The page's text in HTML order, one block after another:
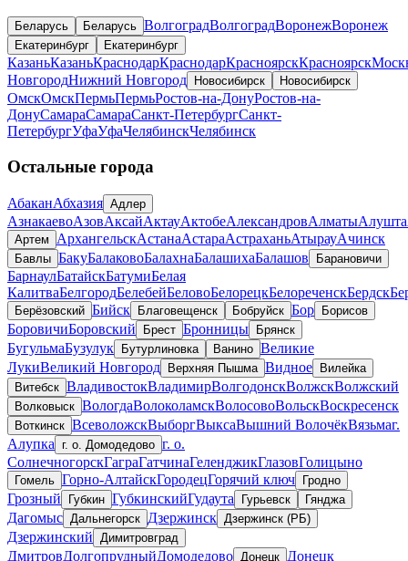
Беларусь Беларусь ВолгоградВолгоградВоронежВоронеж
Екатеринбург Екатеринбург
КазаньКазаньКраснодарКраснодарКрасноярскКрасноярск
НовгородНижний Новгород Новосибирск Новосибирск
ОмскОмскПермьПермьРостов-на-ДонуРостов-на-
ДонуСамараСамараСанкт-ПетербургСанкт-
ПетербургУфаУфаЧелябинскЧелябинск
Остальные города
АбаканАбхазия Адлер
АзнакаевоАзовАксайАктауАктобеАлександровАлматыАлушта
Артем АрхангельскАстанаАстараАстраханьАтырауАчинск
Бавлы БакуБалаковоБалахнаБалашихаБалашов Барановичи
БарнаулБатайскБатумиБелая
КалитваБелгородБелебейБеловоБелорецкБелореченскБердск
Берёзовский Бийск Благовещенск Бобруйск Бор Борисов
БоровичиБоровский Брест Бронницы Брянск
БугульмаБузулук Бутурлиновка Ванино Великие
ЛукиВеликий Новгород Верхняя Пышма Видное
Вилейка
Витебск ВладивостокВладимирВолгодонскВолжскВолжский
Волковыск ВологдаВолоколамскВолосовоВольскВоскресенск
Воткинск ВсеволожскВыборгВыксаВышний ВолочёкВязьмаг.
Алупка
г. о. Домодедово г. о.
СолнечногорскГаграГатчинаГеленджикГлазовГолицыно
Гомель Горно-АлтайскГородецГорячий ключ Гродно
Грозный Губкин ГубкинскийГудаута Гурьевск Гянджа
Дагомыс Дальнегорск Дзержинск Дзержинск (РБ)
Дзержинский Димитровград
ДмитровДолгопрудныйДомодедово Донецк Донецк